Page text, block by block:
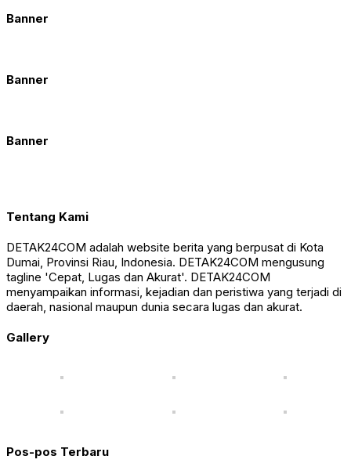
Banner
Banner
Banner
Tentang Kami
DETAK24COM adalah website berita yang berpusat di Kota
Dumai, Provinsi Riau, Indonesia. DETAK24COM mengusung
tagline 'Cepat, Lugas dan Akurat'. DETAK24COM
menyampaikan informasi, kejadian dan peristiwa yang terjadi di
daerah, nasional maupun dunia secara lugas dan akurat.
Gallery
Pos-pos Terbaru